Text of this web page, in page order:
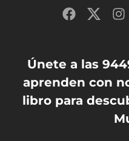
Únete a las
aprenden con
libro para